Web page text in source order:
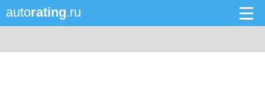
autorating.ru